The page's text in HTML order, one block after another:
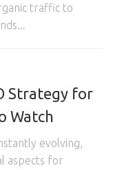
traffic to
Strategy for
Watch
evolving,
aspects for